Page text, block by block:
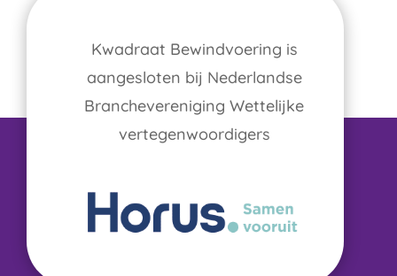
Kwadraat Bewindvoering is
aangesloten bij Nederlandse
Branchevereniging Wettelijke
vertegenwoordigers